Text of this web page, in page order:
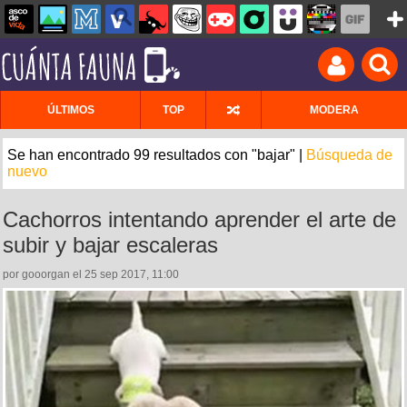
ÚLTIMOS TOP MODERA
Se han encontrado 99 resultados con "bajar" |
Búsqueda de
nuevo
Cachorros intentando aprender el arte de
subir y bajar escaleras
por gooorgan el 25 sep 2017, 11:00